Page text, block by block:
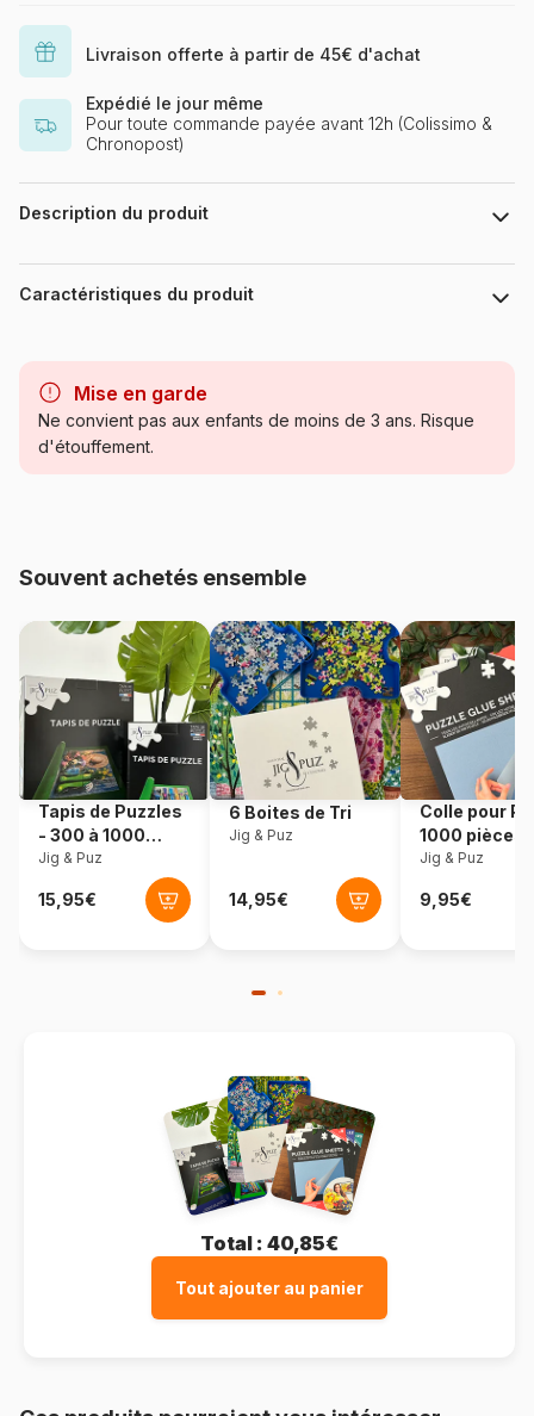
Livraison offerte à partir de 45€ d'achat
Expédié le jour même
Pour toute commande payée avant 12h (Colissimo &
Chronopost)
Description du produit
Fotolia - Reznik_val
© reznik_val - Fotolia.com
Caractéristiques du produit
Catégorie Puzzles - Art
Référence Grafika-F-30025
EAN 3663384300257
Nombre de pièces 1500 pièces
Dimensions 85 x 61 cm
Matière primaire
Format boîte Boîte en carton
Mise en garde
Ne convient pas aux enfants de moins de 3 ans. Risque
d'étouffement.
Souvent achetés ensemble
Tapis de Puzzles
- 300 à 1000
pièces
Jig & Puz
6 Boites de Tri
Jig & Puz
Colle pour
1000 pièces
Jig & Puz
Total : 40,85€
Tout ajouter au panier